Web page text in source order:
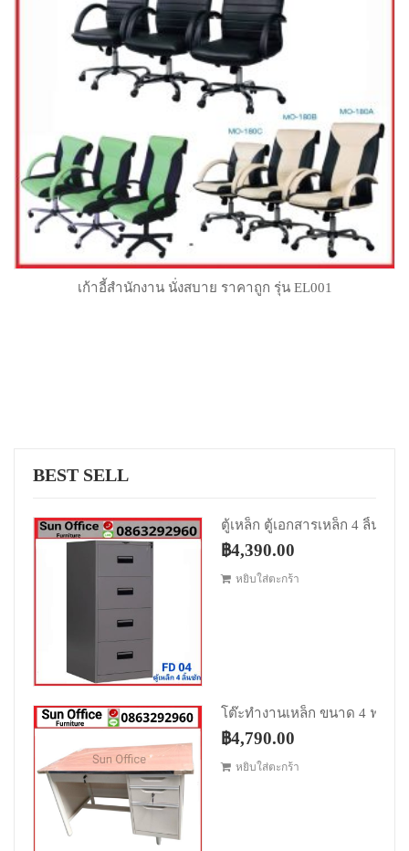
เก้าอี้สำนักงาน นั่งสบาย ราคาถูก รุ่น EL001
BEST SELL
Original price was: ฿5,390.00.
฿4,390.00
หยิบใส่ตะกร้า
Original price was: ฿5,790.00.
฿4,790.00
หยิบใส่ตะกร้า